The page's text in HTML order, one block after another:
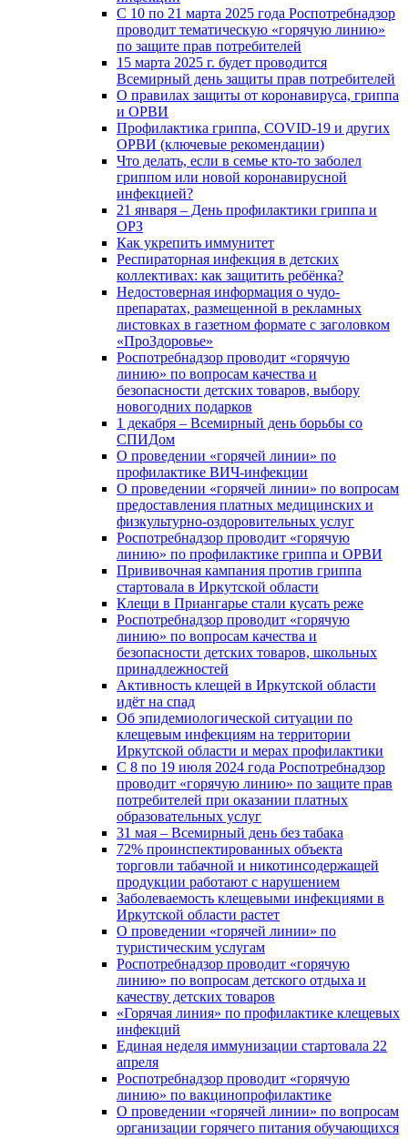
С 10 по 21 марта 2025 года Роспотребнадзор
проводит тематическую «горячую линию»
по защите прав потребителей
15 марта 2025 г. будет проводится
Всемирный день защиты прав потребителей
О правилах защиты от коронавируса, гриппа
и ОРВИ
Профилактика гриппа, COVID-19 и других
ОРВИ (ключевые рекомендации)
Что делать, если в семье кто-то заболел
гриппом или новой коронавирусной
инфекцией?
21 января – День профилактики гриппа и
ОРЗ
Как укрепить иммунитет
Респираторная инфекция в детских
коллективах: как защитить ребёнка?
Недостоверная информация о чудо-
препаратах, размещенной в рекламных
листовках в газетном формате с заголовком
«ПроЗдоровье»
Роспотребнадзор проводит «горячую
линию» по вопросам качества и
безопасности детских товаров, выбору
новогодних подарков
1 декабря – Всемирный день борьбы со
СПИДом
О проведении «горячей линии» по
профилактике ВИЧ-инфекции
О проведении «горячей линии» по вопросам
предоставления платных медицинских и
физкультурно-оздоровительных услуг
Роспотребнадзор проводит «горячую
линию» по профилактике гриппа и ОРВИ
Прививочная кампания против гриппа
стартовала в Иркутской области
Клещи в Приангарье стали кусать реже
Роспотребнадзор проводит «горячую
линию» по вопросам качества и
безопасности детских товаров, школьных
принадлежностей
Активность клещей в Иркутской области
идёт на спад
Об эпидемиологической ситуации по
клещевым инфекциям на территории
Иркутской области и мерах профилактики
С 8 по 19 июля 2024 года Роспотребнадзор
проводит «горячую линию» по защите прав
потребителей при оказании платных
образовательных услуг
31 мая – Всемирный день без табака
72% проинспектированных объекта
торговли табачной и никотинсодержащей
продукции работают с нарушением
Заболеваемость клещевыми инфекциями в
Иркутской области растет
О проведении «горячей линии» по
туристическим услугам
Роспотребнадзор проводит «горячую
линию» по вопросам детского отдыха и
качеству детских товаров
«Горячая линия» по профилактике клещевых
инфекций
Единая неделя иммунизации стартовала 22
апреля
Роспотребнадзор проводит «горячую
линию» по вакцинопрофилактике
О проведении «горячей линии» по вопросам
организации горячего питания обучающихся